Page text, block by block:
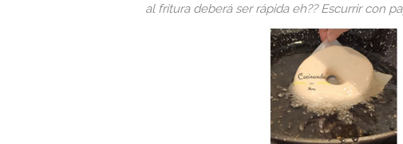
al fritura deberá ser rápida eh?? Escurrir con